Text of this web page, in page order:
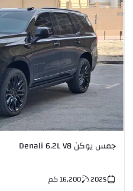
جمس يوكن Denali 6.2L V8
2025
16,200كم